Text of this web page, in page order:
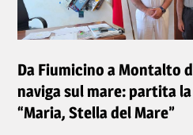
Da Fiumicino a Montalto
naviga sul mare: partita
“Maria, Stella del Mare”